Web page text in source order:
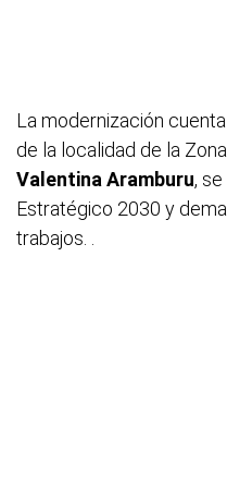
La modernización
de la localidad de la
Valentina Aramburu,
Estratégico 2030 y
trabajos. .